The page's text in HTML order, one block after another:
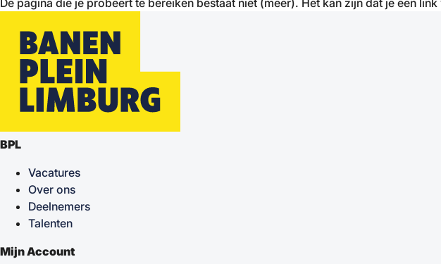
De pagina die je probeert te bereiken bestaat niet (meer). Het kan zijn dat je een
BPL
Vacatures
Over ons
Deelnemers
Talenten
Mijn Account